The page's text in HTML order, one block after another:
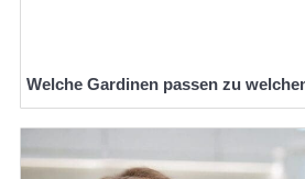
Welche Gardinen passen zu